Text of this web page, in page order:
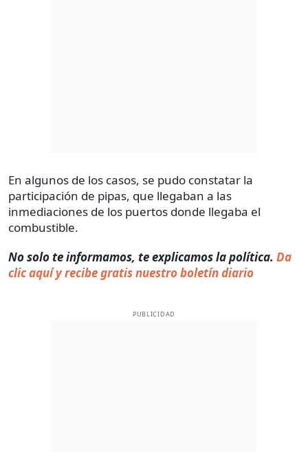
En algunos de los casos, se pudo constatar la
participación de pipas, que llegaban a las
inmediaciones de los puertos donde llegaba el
combustible.
No solo te informamos, te explicamos la política. Da
clic aquí y recibe gratis nuestro boletín diario
PUBLICIDAD